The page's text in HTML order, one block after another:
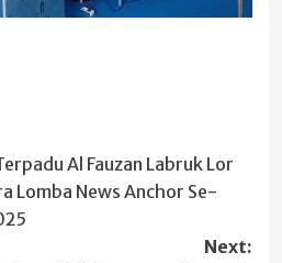
Al Fauzan Labruk Lor
Lomba News Anchor Se-
Next: